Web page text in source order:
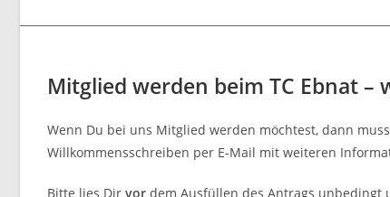
Mitglied werden beim TC Ebnat –
Wenn Du bei uns Mitglied werden möchtest, dann
Willkommensschreiben per E-Mail mit weiteren
Bitte lies Dir vor dem Ausfüllen des Antrags unbedingt